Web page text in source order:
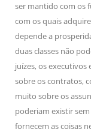
ser mantido com os
com os quais
depende a
duas classes não
juízes, os
sobre os contratos,
muito sobre os
poderiam existir
fornecem as coisas